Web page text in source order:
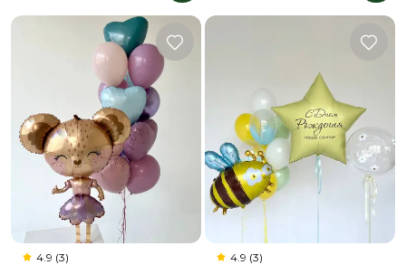
4.9 (3) 4.9 (3)